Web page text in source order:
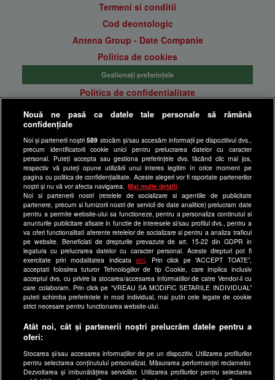
Termeni si conditii
Cod deontologic
Antena Group - Date Companie
Politica de cookies
Gestionați preferințele
Politica de confidentialitate
Anunturi gratuite pe Lajumate.ro
Program Happy Channel
Echipa editorială
Site-uri Antena Group
a1.ro
antenastars.ro
as.ro
catine.ro
chefi.ro
deparinti.ro
medicool.ro
spynews.ro
useit.ro
retetefeldefel.ro
Nouă ne pasă ca datele tale personale să rămână
confidențiale
Noi și partenerii noștri589 stocăm și/sau accesăm informații pe dispozitivul dvs.,
precum identificatorii cookie unici pentru prelucrarea datelor cu caracter
personal. Puteți accepta sau gestiona preferințele dvs. făcând clic mai jos,
respectiv vă puteți opune utilizării unui interes legitim în orice moment pe
pagina cu politica de confidențialitate. Aceste alegeri vor fi raportate partenerilor
noștri și nu vă vor afecta navigarea.
Mai multe detalii
Noi si partenerii nostri (retelele de socializare si agentiile de publicitate
partenere, precum si furnizorii nostri de servicii de date analitice) prelucram date
pentru a permite website-ului sa functioneze, pentru a personaliza continutul si
anunturile publicitare afisate in functie de interesele si/sau profilul dvs., pentru a
va oferi functionalitati aferente retelelor de socializare si pentru a analiza traficul
pe website. Beneficiati de drepturile prevazute de art. 15-22 din GDPR in
legatura cu prelucrarea datelor cu caracter personal. Aceste drepturi pot fi
exercitate prin modalitatea indicataaici . Prin click pe “ACCEPT TOATE”,
acceptati folosirea tuturor Tehnologiilor de tip Cookie, care implica inclusiv
acceptul dvs. cu privire la stocarea/accesarea informatiilor de catre Vendor-ii cu
care colaboram. Prin click pe “VREAU SA MODIFIC SETARILE INDIVIDUAL”
puteti schimba preferintele in mod individual, mai putin cele legate de cookie
strict necesare pentru functionarea website-ului.
Atât noi, cât și partenerii noștri prelucrăm datele pentru a
oferi:
Stocarea și/sau accesarea informațiilor de pe un dispozitiv. Utilizarea profilurilor
pentru selectarea conținutului personalizat. Măsurarea performanței reclamelor.
Dezvoltarea și îmbunătățirea serviciilor. Utilizarea profilurilor pentru selectarea